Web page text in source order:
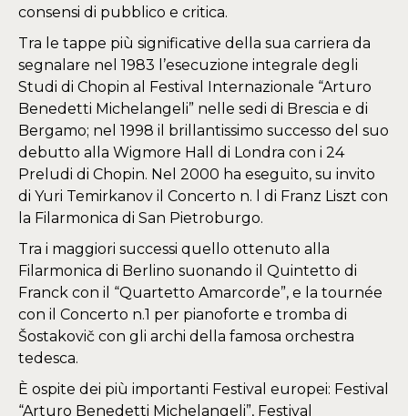
consensi di pubblico e critica.
Tra le tappe più significative della sua carriera da
segnalare nel 1983 l’esecuzione integrale degli
Studi di Chopin al Festival Internazionale “Arturo
Benedetti Michelangeli” nelle sedi di Brescia e di
Bergamo; nel 1998 il brillantissimo successo del suo
debutto alla Wigmore Hall di Londra con i 24
Preludi di Chopin. Nel 2000 ha eseguito, su invito
di Yuri Temirkanov il Concerto n. l di Franz Liszt con
la Filarmonica di San Pietroburgo.
Tra i maggiori successi quello ottenuto alla
Filarmonica di Berlino suonando il Quintetto di
Franck con il “Quartetto Amarcorde”, e la tournée
con il Concerto n.1 per pianoforte e tromba di
Šostakovič con gli archi della famosa orchestra
tedesca.
È ospite dei più importanti Festival europei: Festival
“Arturo Benedetti Michelangeli”, Festival